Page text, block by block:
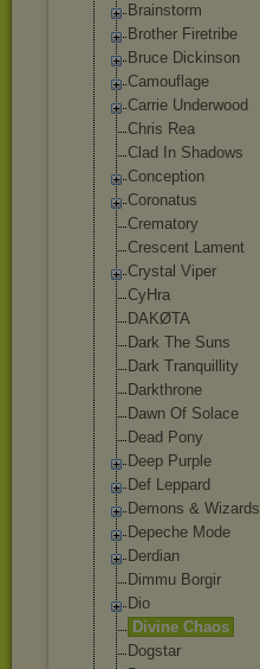
Brainstorm
Brother Firetribe
Bruce Dickinson
Camouflage
Carrie Underwood
Chris Rea
Clad In Shadows
Conception
Coronatus
Crematory
Crescent Lament
Crystal Viper
CyHra
DAKØTA
Dark The Suns
Dark Tranquillity
Darkthrone
Dawn Of Solace
Dead Pony
Deep Purple
Def Leppard
Demons & Wizards
Depeche Mode
Derdian
Dimmu Borgir
Dio
Divine Chaos
Dogstar